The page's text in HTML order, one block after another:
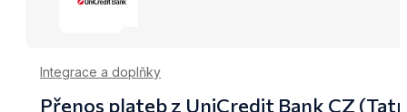
Integrace a doplňky
Přenos plateb z UniCredit Bank CZ